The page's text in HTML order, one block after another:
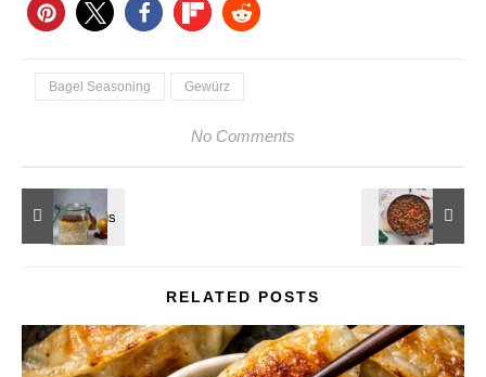
Bagel Seasoning Gewürz
No Comments
RELATED POSTS